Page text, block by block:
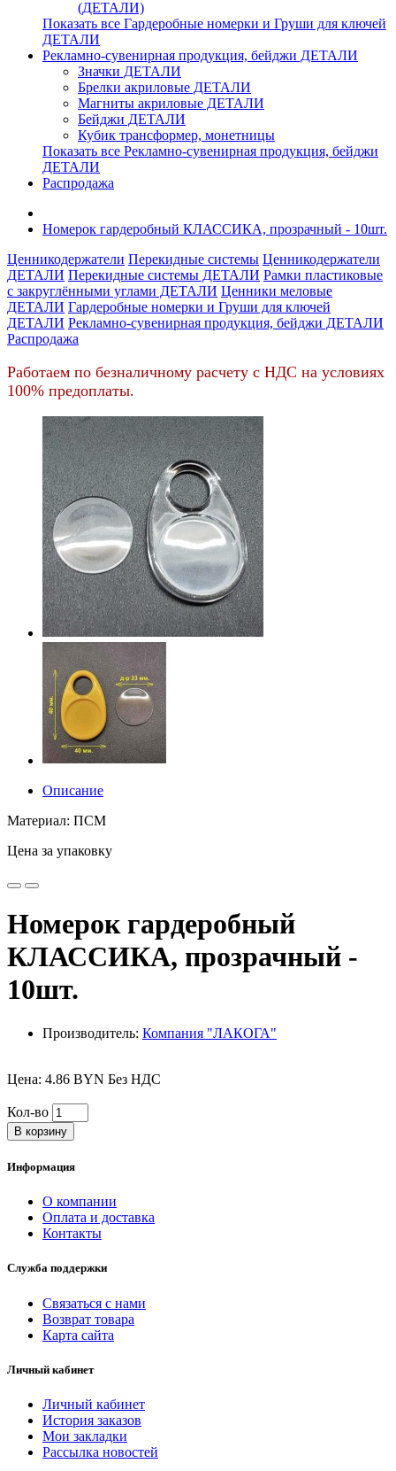
(ДЕТАЛИ)
Показать все Гардеробные номерки и Груши для ключей
ДЕТАЛИ
Рекламно-сувенирная продукция, бейджи ДЕТАЛИ
Значки ДЕТАЛИ
Брелки акриловые ДЕТАЛИ
Магниты акриловые ДЕТАЛИ
Бейджи ДЕТАЛИ
Кубик трансформер, монетницы
Показать все Рекламно-сувенирная продукция, бейджи
ДЕТАЛИ
Распродажа
Номерок гардеробный КЛАССИКА, прозрачный - 10шт.
Ценникодержатели Перекидные системы Ценникодержатели
ДЕТАЛИ Перекидные системы ДЕТАЛИ Рамки пластиковые
c закруглёнными углами ДЕТАЛИ Ценники меловые
ДЕТАЛИ Гардеробные номерки и Груши для ключей
ДЕТАЛИ Рекламно-сувенирная продукция, бейджи ДЕТАЛИ
Распродажа
Работаем по безналичному расчету с НДС на условиях
100% предоплаты.
Описание
Материал: ПСМ
Цена за упаковку
Номерок гардеробный
КЛАССИКА, прозрачный -
10шт.
Производитель: Компания "ЛАКОГА"
Цена: 4.86 BYN Без НДС
Кол-во
В корзину
Информация
О компании
Оплата и доставка
Контакты
Служба поддержки
Связаться с нами
Возврат товара
Карта сайта
Личный кабинет
Личный кабинет
История заказов
Мои закладки
Рассылка новостей